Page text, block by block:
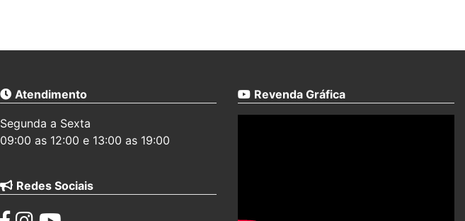
Atendimento
Segunda a Sexta
09:00 as 12:00 e 13:00 as 19:00
Redes Sociais
Revenda Gráfica